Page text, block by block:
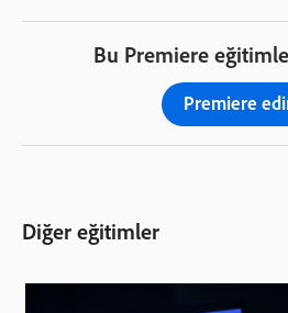
Bu Premiere
Premiere
Diğer eğitimler